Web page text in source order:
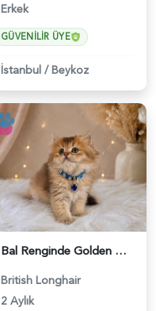
Erkek
GÜVENILIR ÜYE
İstanbul /Beykoz
Bal Renginde Golden British Longhair Erkek Yavrumuz - 4543
British Longhair
2 Aylık